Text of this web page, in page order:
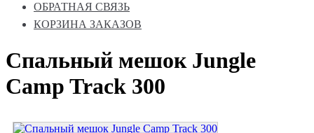
ОБРАТНАЯ СВЯЗЬ
КОРЗИНА ЗАКАЗОВ
Спальный мешок Jungle
Camp Track 300